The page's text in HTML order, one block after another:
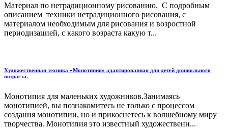
Материал по нетрадиционному рисованию. С подробным
описанием техники нетрадиционного рисования, с
материалом необходимым для рисования и возростной
периодизацией, с какого возраста какую т...
Художественная техника «Монотипия» адаптированная для детей дошкольного
возраста.
Монотипия для маленьких художников.Занимаясь
монотипией, вы познакомитесь не только с процессом
создания монотипии, но и прикоснетесь к волшебному миру
творчества. Монотипия это известный художественн...